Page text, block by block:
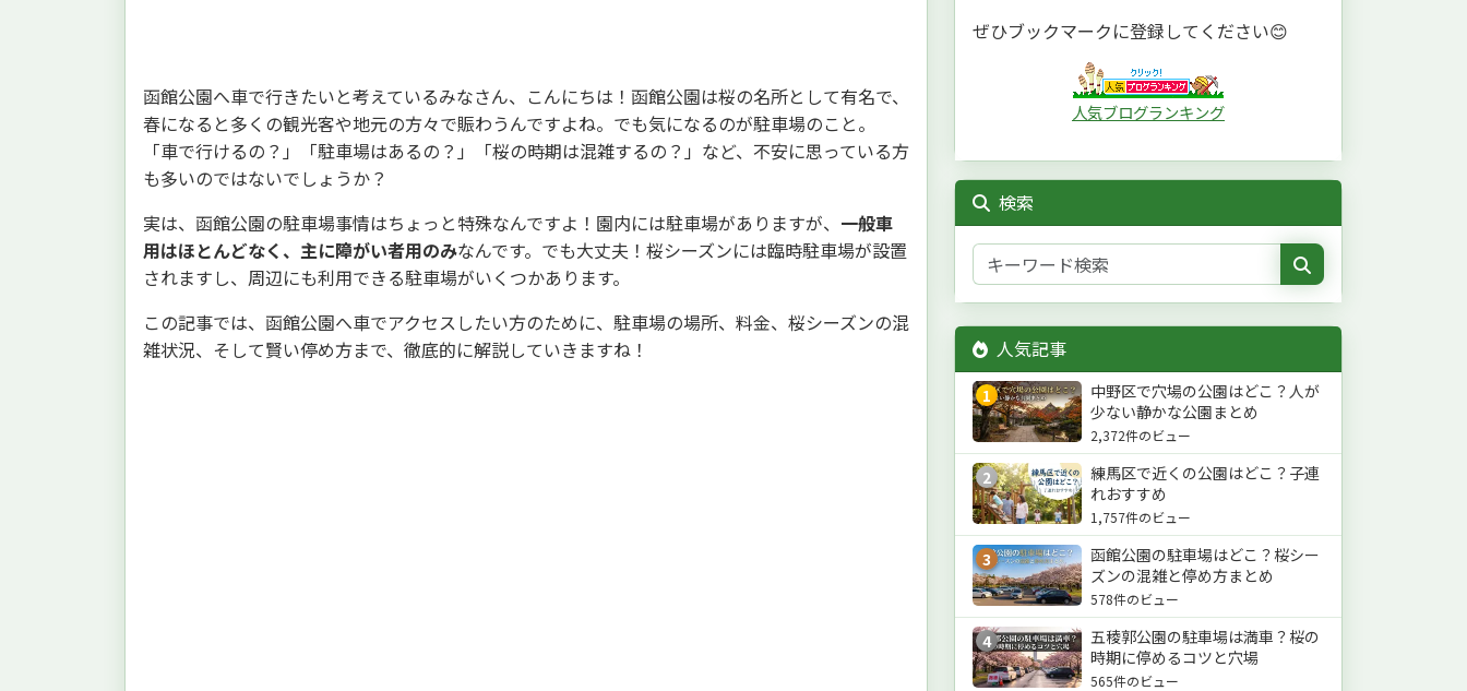
函館公園へ車で行きたいと考えているみなさん、こんにちは！函館公園は桜の名所として有名で、
春になると多くの観光客や地元の方々で賑わうんですよね。でも気になるのが駐車場のこと。
「車で行けるの？」「駐車場はあるの？」「桜の時期は混雑するの？」など、不安に思っている方
も多いのではないでしょうか？
実は、函館公園の駐車場事情はちょっと特殊なんですよ！園内には駐車場がありますが、 一般車
用はほとんどなく、主に障がい者用のみなんです。でも大丈夫！桜シーズンには臨時駐車場が設置
されますし、周辺にも利用できる駐車場がいくつかあります。
この記事では、函館公園へ車でアクセスしたい方のために、駐車場の場所、料金、桜シーズンの混
雑状況、そして賢い停め方まで、徹底的に解説していきますね！
ぜひブックマークに登録してください😊
人気ブログランキング
検索
人気記事
1
中野区で穴場の公園はどこ？人が
少ない静かな公園まとめ
2,372件のビュー
2
練馬区で近くの公園はどこ？子連
れおすすめ
1,757件のビュー
3
函館公園の駐車場はどこ？桜シー
ズンの混雑と停め方まとめ
578件のビュー
4
五稜郭公園の駐車場は満車？桜の
時期に停めるコツと穴場
565件のビュー